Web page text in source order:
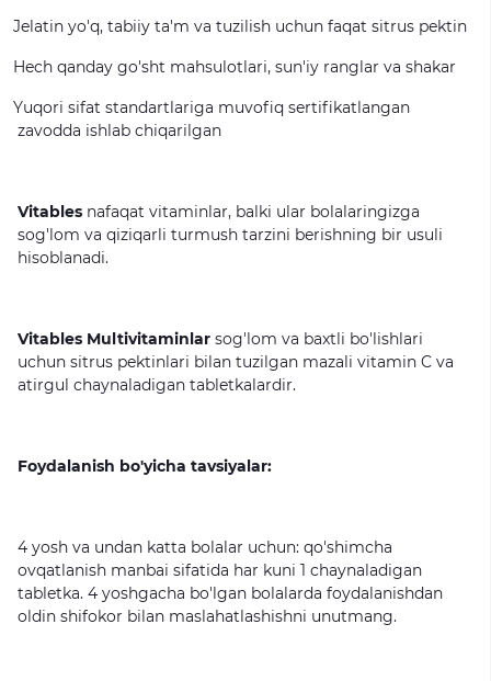
Jelatin yo'q, tabiiy ta'm va tuzilish uchun faqat sitrus pektin
Hech qanday go'sht mahsulotlari, sun'iy ranglar va shakar
Yuqori sifat standartlariga muvofiq sertifikatlangan
zavodda ishlab chiqarilgan
Vitables nafaqat vitaminlar, balki ular bolalaringizga
sog'lom va qiziqarli turmush tarzini berishning bir usuli
hisoblanadi.
Vitables Multivitaminlar sog'lom va baxtli bo'lishlari
uchun sitrus pektinlari bilan tuzilgan mazali vitamin C va
atirgul chaynaladigan tabletkalardir.
Foydalanish bo'yicha tavsiyalar:
4 yosh va undan katta bolalar uchun: qo'shimcha
ovqatlanish manbai sifatida har kuni 1 chaynaladigan
tabletka. 4 yoshgacha bo'lgan bolalarda foydalanishdan
oldin shifokor bilan maslahatlashishni unutmang.